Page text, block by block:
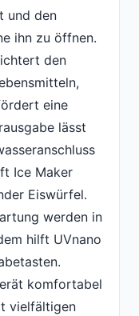
und den
ihn zu öffnen.
den
eine
lässt
Ice Maker
Eiswürfel.
werden in
hilft UVnano
komfortabel
vielfältigen